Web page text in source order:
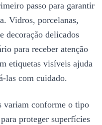
passo para garantir
Vidros, porcelanas,
decoração delicados
para receber atenção
etiquetas visíveis ajuda
las com cuidado.
variam conforme o tipo
proteger superfícies